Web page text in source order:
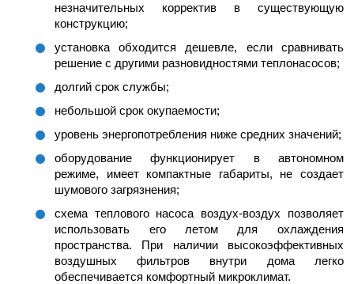
незначительных корректив в существующую
конструкцию;
установка обходится дешевле, если сравнивать
решение с другими разновидностями теплонасосов;
долгий срок службы;
небольшой срок окупаемости;
уровень энергопотребления ниже средних значений;
оборудование функционирует в автономном
режиме, имеет компактные габариты, не создает
шумового загрязнения;
схема теплового насоса воздух-воздух позволяет
использовать его летом для охлаждения
пространства. При наличии высокоэффективных
воздушных фильтров внутри дома легко
обеспечивается комфортный микроклимат.